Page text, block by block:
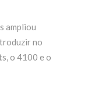
ampliou
no
o 4100 e o